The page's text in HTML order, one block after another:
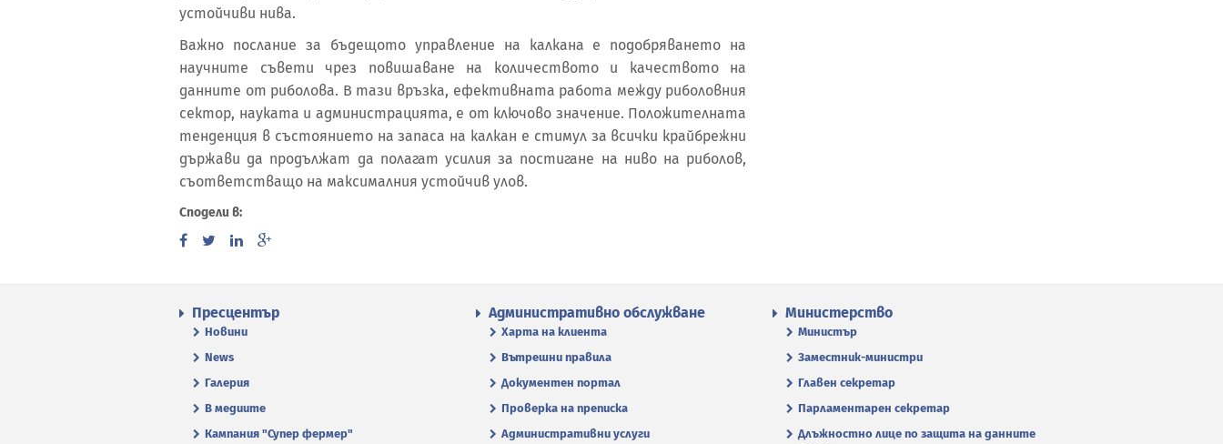
устойчиви нива.
Важно послание за бъдещото управление на калкана е подобряването на
научните съвети чрез повишаване на количеството и качеството на
данните от риболова. В тази връзка, ефективната работа между риболовния
сектор, науката и администрацията, е от ключово значение. Положителната
тенденция в състоянието на запаса на калкан е стимул за всички крайбрежни
държави да продължат да полагат усилия за постигане на ниво на риболов,
съответстващо на максималния устойчив улов.
Сподели в:
Пресцентър
Новини
News
Галерия
В медиите
Кампания "Супер фермер"
Административно обслужване
Харта на клиента
Вътрешни правила
Документен портал
Проверка на преписка
Административни услуги
Министерство
Министър
Заместник-министри
Главен секретар
Парламентарен секретар
Длъжностно лице по защита на данните